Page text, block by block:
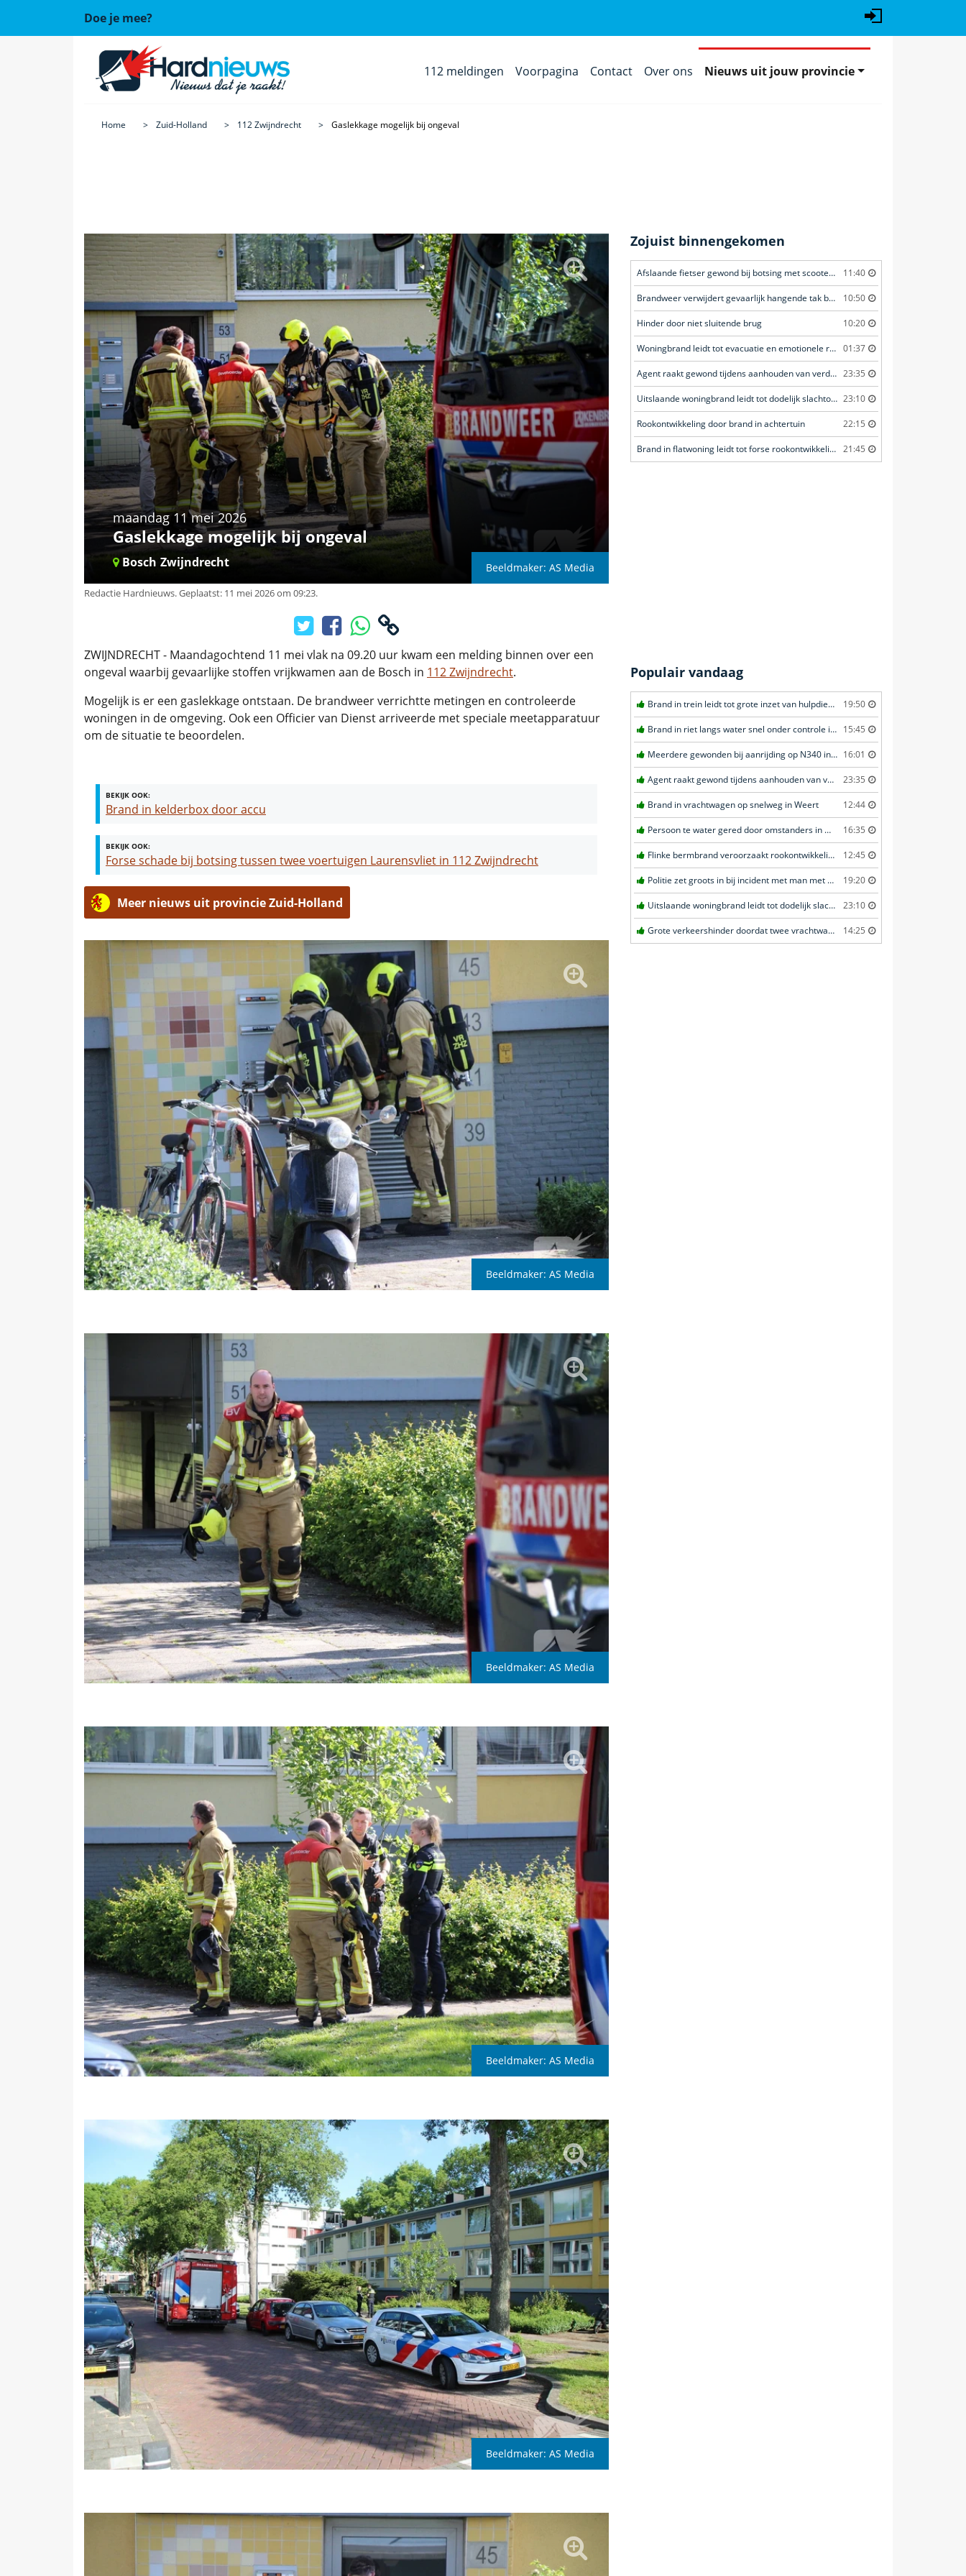
Doe je mee?
112 meldingen Voorpagina Contact Over ons Nieuws uit jouw provincie
Home Zuid-Holland 112 Zwijndrecht Gaslekkage mogelijk bij ongeval
maandag 11 mei 2026
Gaslekkage mogelijk bij ongeval
Bosch Zwijndrecht Beeldmaker: AS Media
Redactie Hardnieuws.Geplaatst: 11 mei 2026 om 09:23.
ZWIJNDRECHT - Maandagochtend 11 mei vlak na 09.20 uur kwam een melding binnen over een
ongeval waarbij gevaarlijke stoffen vrijkwamen aan de Bosch in 112 Zwijndrecht.
Mogelijk is er een gaslekkage ontstaan. De brandweer verrichtte metingen en controleerde
woningen in de omgeving. Ook een Officier van Dienst arriveerde met speciale meetapparatuur
om de situatie te beoordelen.
BEKIJK OOK:
Brand in kelderbox door accu
BEKIJK OOK:
Forse schade bij botsing tussen twee voertuigen Laurensvliet in 112 Zwijndrecht
Meer nieuws uit provincie Zuid-Holland
Beeldmaker: AS Media
Beeldmaker: AS Media
Beeldmaker: AS Media
Beeldmaker: AS Media
Zojuist binnengekomen
Afslaande fietser gewond bij botsing met scooterrijder 11:40
Brandweer verwijdert gevaarlijk hangende tak boven fietspad 10:50
Hinder door niet sluitende brug 10:20
Woningbrand leidt tot evacuatie en emotionele redding van kat 01:37
Agent raakt gewond tijdens aanhouden van verdachte 23:35
Uitslaande woningbrand leidt tot dodelijk slachtoffer 23:10
Rookontwikkeling door brand in achtertuin 22:15
Brand in flatwoning leidt tot forse rookontwikkeling 21:45
Populair vandaag
Brand in trein leidt tot grote inzet van hulpdiensten in Amersfoort 19:50
Brand in riet langs water snel onder controle in Amersfoort 15:45
Meerdere gewonden bij aanrijding op N340 in Ommen 16:01
Agent raakt gewond tijdens aanhouden van verdachte in Amsterdam 23:35
Brand in vrachtwagen op snelweg in Weert 12:44
Persoon te water gered door omstanders in Waddinxveen 16:35
Flinke bermbrand veroorzaakt rookontwikkeling in Haastrecht 12:45
Politie zet groots in bij incident met man met verward gedrag in Leeuwarden 19:20
Uitslaande woningbrand leidt tot dodelijk slachtoffer in Rotterdam 23:10
Grote verkeershinder doordat twee vrachtwagens botsen tunnel in Zwijndrecht 14:25